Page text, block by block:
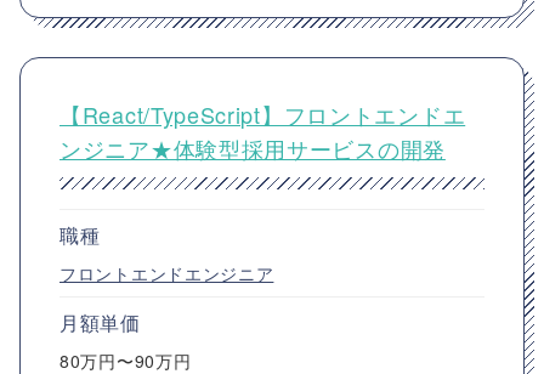
【React/TypeScript】フロントエンドエ
ンジニア★体験型採用サービスの開発
職種
フロントエンドエンジニア
月額単価
80万円〜90万円